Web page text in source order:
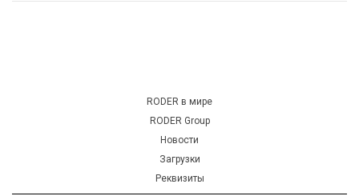
RODER в мире
RODER Group
Новости
Загрузки
Реквизиты